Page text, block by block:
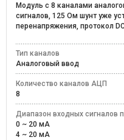
Модуль с 8 каналами
сигналов, 125 Ом шунт уже
перенапряжения, протокол
Тип каналов
Аналоговый ввод
Количество каналов АЦП
8
Диапазон входных сигналов
0 ~ 20 мА
4 ~ 20 мА